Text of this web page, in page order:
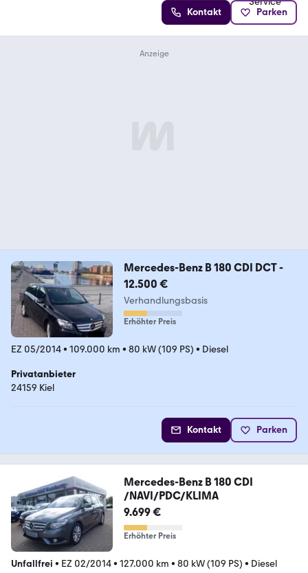
Kontakt Parken
Mercedes-Benz B 180 CDI DCT -
12.500 €
Verhandlungsbasis
Erhöhter Preis
EZ 05/2014• 109.000 km • 80 kW (109 PS) • Diesel
Privatanbieter
24159 Kiel
Kontakt Parken
Mercedes-Benz B 180 CDI
/NAVI/PDC/KLIMA
9.699 €
Erhöhter Preis
Unfallfrei • EZ 02/2014• 127.000 km • 80 kW (109 PS) • Diesel